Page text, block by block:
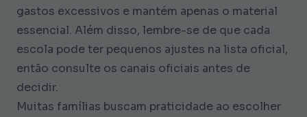
gastos excessivos e mantém apenas o material
essencial. Além disso, lembre-se de que cada
escola pode ter pequenos ajustes na lista oficial,
então consulte os canais oficiais antes de
decidir.
Muitas famílias buscam praticidade ao escolher